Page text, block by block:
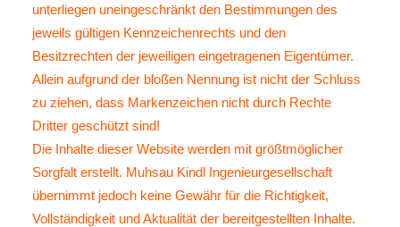
unterliegen uneingeschränkt den Bestimmungen des
jeweils gültigen Kennzeichenrechts und den
Besitzrechten der jeweiligen eingetragenen Eigentümer.
Allein aufgrund der bloßen Nennung ist nicht der Schluss
zu ziehen, dass Markenzeichen nicht durch Rechte
Dritter geschützt sind!
Die Inhalte dieser Website werden mit größtmöglicher
Sorgfalt erstellt. Muhsau Kindl Ingenieurgesellschaft
übernimmt jedoch keine Gewähr für die Richtigkeit,
Vollständigkeit und Aktualität der bereitgestellten Inhalte.